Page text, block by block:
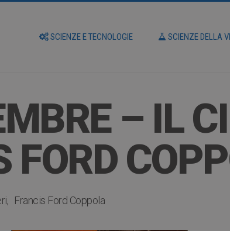
SCIENZE E TECNOLOGIE SCIENZE DELLA
– IL
FORD
Francis Ford Coppola